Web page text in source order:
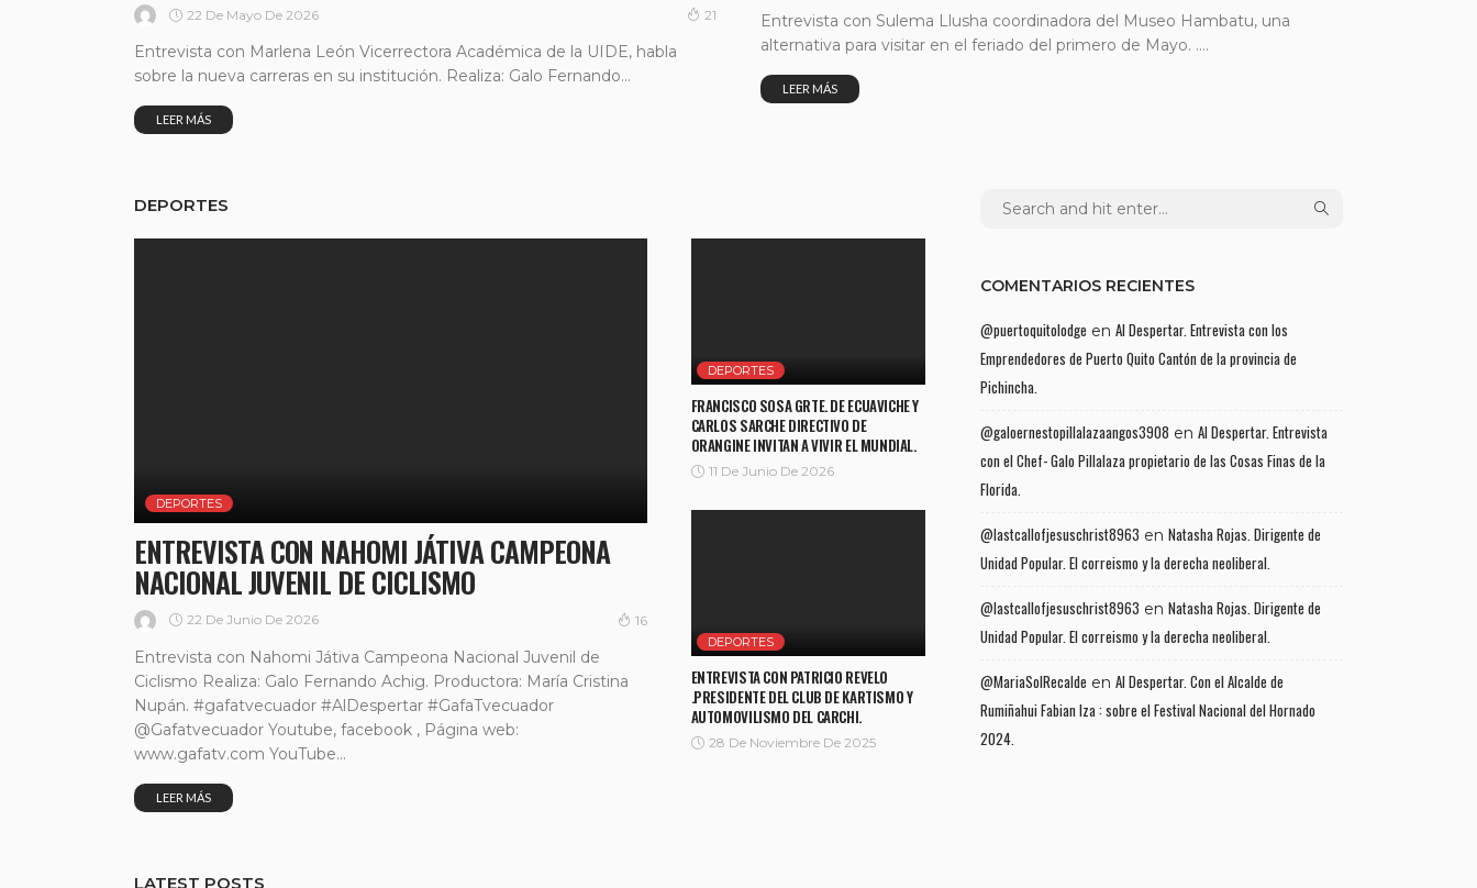
22 De Mayo De 2026 21
Entrevista con Marlena León Vicerrectora Académica de la UIDE, habla
sobre la nueva carreras en su institución. Realiza: Galo Fernando...
LEER MÁS
Entrevista con Sulema Llusha coordinadora del Museo Hambatu, una
alternativa para visitar en el feriado del primero de Mayo. ....
LEER MÁS
DEPORTES
DEPORTES
ENTREVISTA CON NAHOMI JÁTIVA CAMPEONA
NACIONAL JUVENIL DE CICLISMO
22 De Junio De 2026 16
Entrevista con Nahomi Játiva Campeona Nacional Juvenil de
Ciclismo Realiza: Galo Fernando Achig. Productora: María Cristina
Nupán. #gafatvecuador #AlDespertar #GafaTvecuador
@Gafatvecuador Youtube, facebook , Página web:
www.gafatv.com YouTube...
LEER MÁS
DEPORTES
FRANCISCO SOSA GRTE. DE ECUAVICHE Y
CARLOS SARCHE DIRECTIVO DE
ORANGINE INVITAN A VIVIR EL MUNDIAL.
11 De Junio De 2026
DEPORTES
ENTREVISTA CON PATRICIO REVELO
.PRESIDENTE DEL CLUB DE KARTISMO Y
AUTOMOVILISMO DEL CARCHI.
28 De Noviembre De 2025
LATEST POSTS
COMENTARIOS RECIENTES
@puertoquitolodge en Al Despertar. Entrevista con los
Emprendedores de Puerto Quito Cantón de la provincia de
Pichincha.
@galoernestopillalazaangos3908 en Al Despertar. Entrevista
con el Chef- Galo Pillalaza propietario de las Cosas Finas de la
Florida.
@lastcallofjesuschrist8963 en Natasha Rojas. Dirigente de
Unidad Popular. El correismo y la derecha neoliberal.
@lastcallofjesuschrist8963 en Natasha Rojas. Dirigente de
Unidad Popular. El correismo y la derecha neoliberal.
@MariaSolRecalde en Al Despertar. Con el Alcalde de
Rumiñahui Fabian Iza : sobre el Festival Nacional del Hornado
2024.